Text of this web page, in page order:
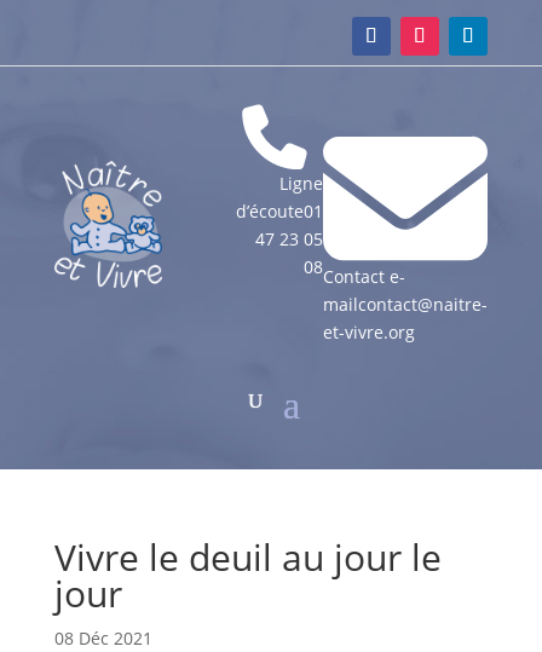
Ligne
d’écoute01
47 23 05
08Contact e-
mailcontact@naitre-
et-vivre.org
Vivre le deuil au jour le
jour
08 Déc 2021